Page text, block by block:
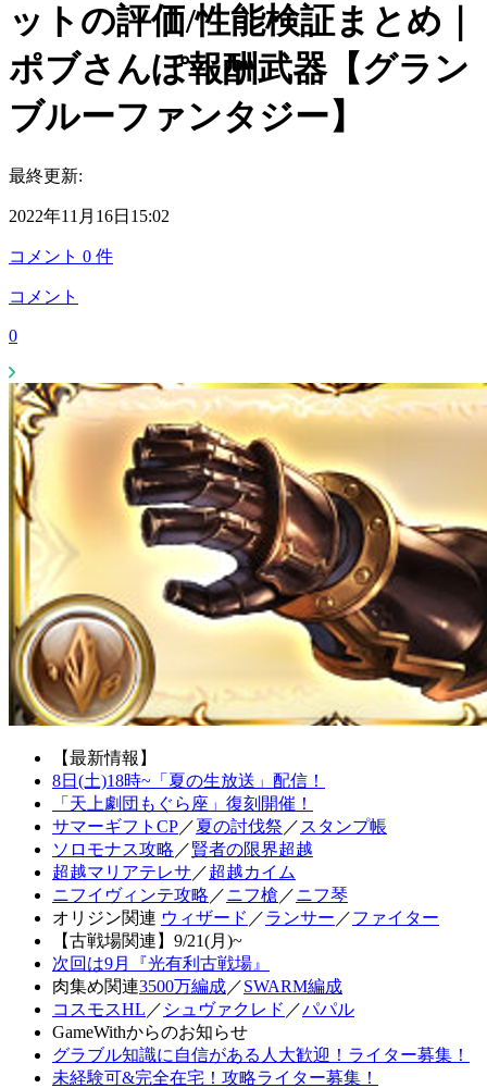
ットの評価/性能検証まとめ｜
ポブさんぽ報酬武器【グラン
ブルーファンタジー】
最終更新:
2022年11月16日15:02
コメント 0 件
コメント
0
【最新情報】
8日(土)18時~「夏の生放送」配信！
「天上劇団もぐら座」復刻開催！
サマーギフトCP／夏の討伐祭 ／ スタンプ帳
ソロモナス攻略 ／賢者の限界超越
超越マリアテレサ ／超越カイム
ニフイヴィンテ攻略 ／ニフ槍 ／ニフ琴
オリジン関連 ウィザード ／ランサー ／ファイター
【古戦場関連】9/21(月)~
次回は9月『光有利古戦場』
肉集め関連3500万編成／SWARM編成
コスモスHL ／ シュヴァクレド ／パパル
GameWithからのお知らせ
グラブル知識に自信がある人大歓迎！ライター募集！
未経験可&完全在宅！攻略ライター募集！